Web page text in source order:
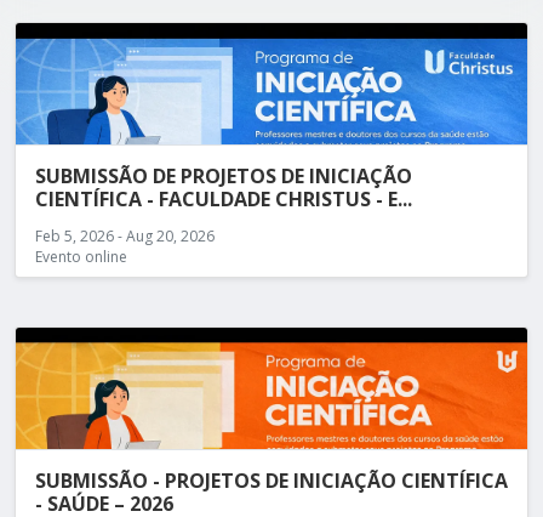
SUBMISSÃO DE PROJETOS DE INICIAÇÃO
CIENTÍFICA - FACULDADE CHRISTUS - E...
Feb 5, 2026 - Aug 20, 2026
Evento online
SUBMISSÃO - PROJETOS DE INICIAÇÃO CIENTÍFICA
- SAÚDE – 2026